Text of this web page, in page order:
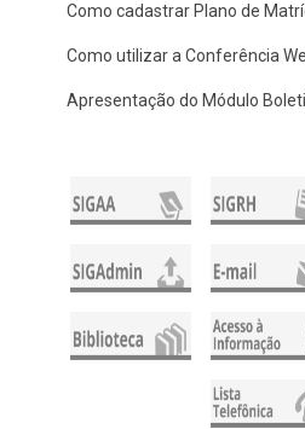
Como cadastrar Plano de
Como utilizar a Conferência
Apresentação do Módulo